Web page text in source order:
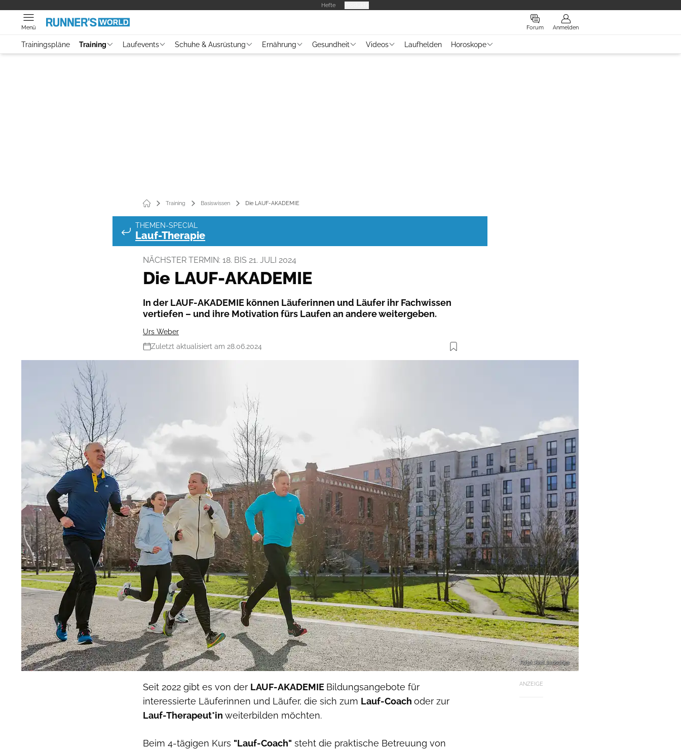
Hefte
Forum Anmelden
Menü
Trainingspläne Training Laufevents Schuhe & Ausrüstung Ernährung Gesundheit Videos Laufhelden Horoskope
Training Basiswissen Die LAUF-AKADEMIE
THEMEN-SPECIAL
Lauf-Therapie
NÄCHSTER TERMIN: 18. BIS 21. JULI 2024
Die LAUF-AKADEMIE
In der LAUF-AKADEMIE können Läuferinnen und Läufer ihr Fachwissen
vertiefen – und ihre Motivation fürs Laufen an andere weitergeben.
Urs Weber
Zuletzt aktualisiert am 28.06.2024
Foto: Kati Jurischka
ANZEIGE
Seit 2022 gibt es von der LAUF-AKADEMIE Bildungsangebote für
interessierte Läuferinnen und Läufer, die sich zum Lauf-Coach oder zur
Lauf-Therapeut*in weiterbilden möchten.
Beim 4-tägigen Kurs "Lauf-Coach" steht die praktische Betreuung von